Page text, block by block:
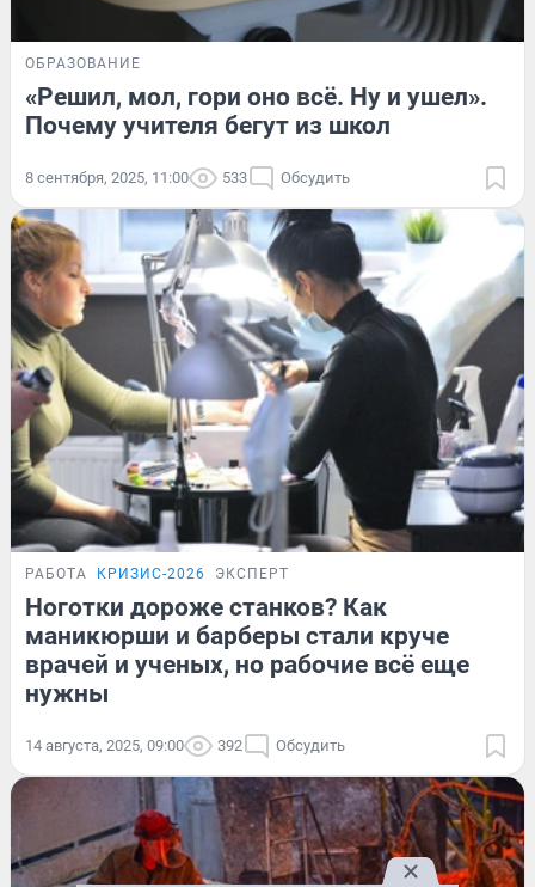
ОБРАЗОВАНИЕ
«Решил, мол, гори оно всё. Ну и ушел».
Почему учителя бегут из школ
8 сентября, 2025, 11:00 533 Обсудить
РАБОТА КРИЗИС-2026 ЭКСПЕРТ
Ноготки дороже станков? Как
маникюрши и барберы стали круче
врачей и ученых, но рабочие всё еще
нужны
14 августа, 2025, 09:00 392 Обсудить